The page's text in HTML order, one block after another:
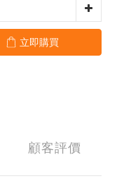
立即購買
顧客評價